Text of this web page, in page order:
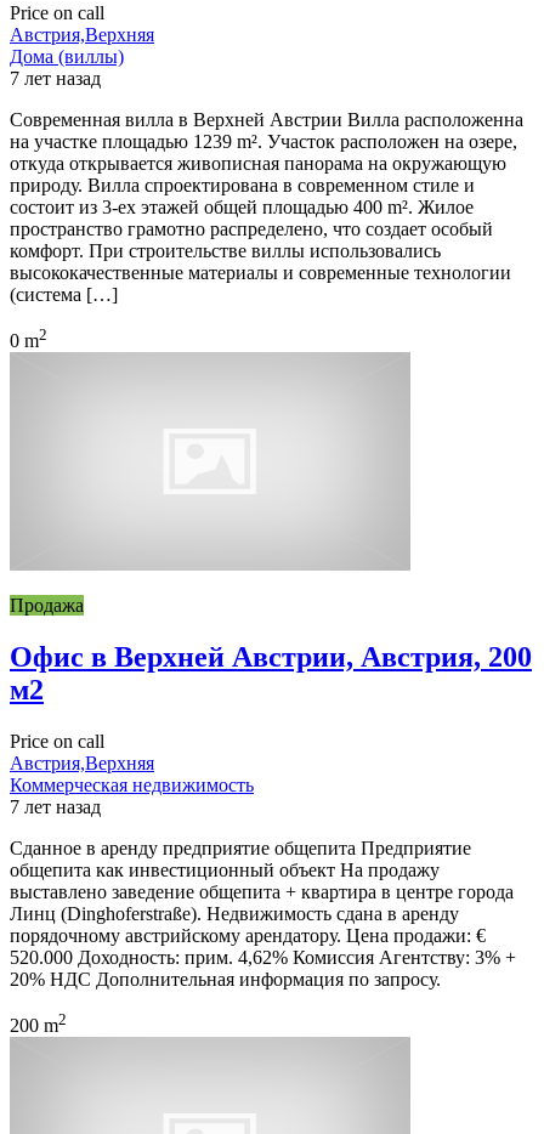
Price on call
Австрия,Верхняя
Дома (виллы)
7 лет назад
Современная вилла в Верхней Австрии Вилла расположенна
на участке площадью 1239 m². Участок расположен на озере,
откуда открывается живописная панорама на окружающую
природу. Вилла спроектирована в современном стиле и
состоит из 3-ех этажей общей площадью 400 m². Жилое
пространство грамотно распределено, что создает особый
комфорт. При строительстве виллы использовались
высококачественные материалы и современные технологии
(система […]
0 m2
Продажа
Офис в Верхней Австрии, Австрия, 200
м2
Price on call
Австрия,Верхняя
Коммерческая недвижимость
7 лет назад
Сданное в аренду предприятие общепита Предприятие
общепита как инвестиционный объект На продажу
выставлено заведение общепита + квартира в центре города
Линц (Dinghoferstraße). Недвижимость сдана в аренду
порядочному австрийскому арендатору. Цена продажи: €
520.000 Доходность: прим. 4,62% Комиссия Агентству: 3% +
20% НДС Дополнительная информация по запросу.
200 m2